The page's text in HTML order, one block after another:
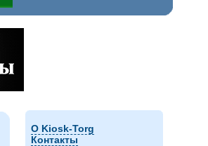
О Kiosk-Torg
Контакты